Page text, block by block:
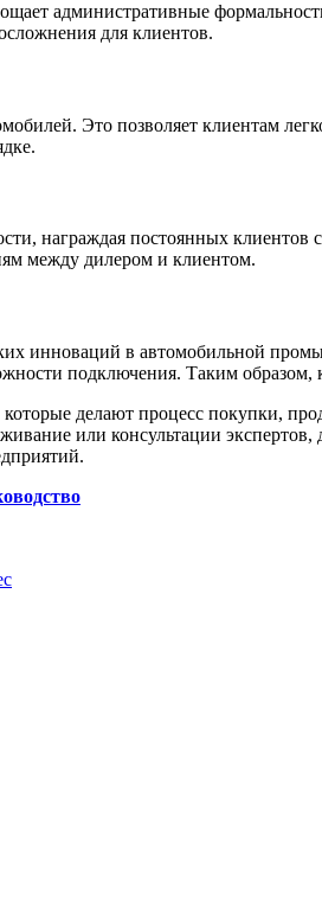
административные
для клиентов.
Это позволяет клиентам
награждая постоянных
между дилером и клиентом.
инноваций в автомобильной
подключения. Таким
делают процесс покупки,
или консультации